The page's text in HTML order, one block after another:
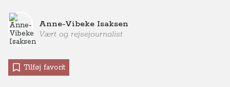
Anne-Vibeke Isaksen
Vært og rejsejournalist
Tilføj favorit